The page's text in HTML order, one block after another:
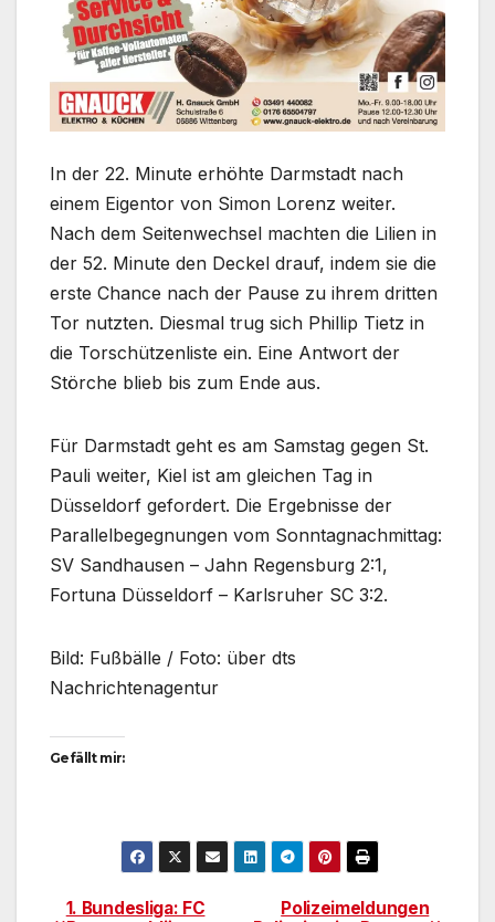
In der 22. Minute erhöhte Darmstadt nach
einem Eigentor von Simon Lorenz weiter.
Nach dem Seitenwechsel machten die Lilien in
der 52. Minute den Deckel drauf, indem sie die
erste Chance nach der Pause zu ihrem dritten
Tor nutzten. Diesmal trug sich Phillip Tietz in
die Torschützenliste ein. Eine Antwort der
Störche blieb bis zum Ende aus.
Für Darmstadt geht es am Samstag gegen St.
Pauli weiter, Kiel ist am gleichen Tag in
Düsseldorf gefordert. Die Ergebnisse der
Parallelbegegnungen vom Sonntagnachmittag:
SV Sandhausen – Jahn Regensburg 2:1,
Fortuna Düsseldorf – Karlsruher SC 3:2.
Bild: Fußbälle / Foto: über dts
Nachrichtenagentur
Gefällt mir:
Polizeimeldungen
1. Bundesliga: FC